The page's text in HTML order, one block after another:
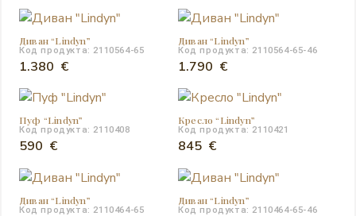
Диван “Lindyn”
Код продукта: 2110564-65
1.380 €
Диван “Lindyn”
Код продукта: 2110564-65-46
1.790 €
Пуф “Lindyn”
Код продукта: 2110408
590 €
Кресло “Lindyn”
Код продукта: 2110421
845 €
Диван “Lindyn”
Код продукта: 2110464-65
Диван “Lindyn”
Код продукта: 2110464-65-46